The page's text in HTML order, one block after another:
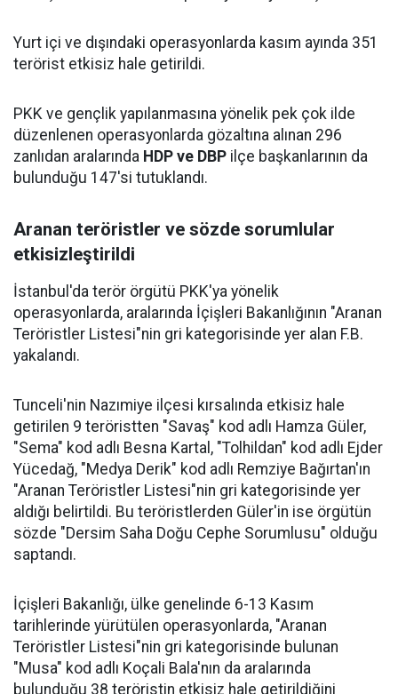
Yurt içi ve dışındaki operasyonlarda kasım ayında 351
terörist etkisiz hale getirildi.
PKK ve gençlik yapılanmasına yönelik pek çok ilde
düzenlenen operasyonlarda gözaltına alınan 296
zanlıdan aralarında HDP ve DBP ilçe başkanlarının da
bulunduğu 147'si tutuklandı.
Aranan teröristler ve sözde sorumlular
etkisizleştirildi
İstanbul'da terör örgütü PKK'ya yönelik
operasyonlarda, aralarında İçişleri Bakanlığının "Aranan
Teröristler Listesi"nin gri kategorisinde yer alan F.B.
yakalandı.
Tunceli'nin Nazımiye ilçesi kırsalında etkisiz hale
getirilen 9 teröristten "Savaş" kod adlı Hamza Güler,
"Sema" kod adlı Besna Kartal, "Tolhildan" kod adlı Ejder
Yücedağ, "Medya Derik" kod adlı Remziye Bağırtan'ın
"Aranan Teröristler Listesi"nin gri kategorisinde yer
aldığı belirtildi. Bu teröristlerden Güler'in ise örgütün
sözde "Dersim Saha Doğu Cephe Sorumlusu" olduğu
saptandı.
İçişleri Bakanlığı, ülke genelinde 6-13 Kasım
tarihlerinde yürütülen operasyonlarda, "Aranan
Teröristler Listesi"nin gri kategorisinde bulunan
"Musa" kod adlı Koçali Bala'nın da aralarında
bulunduğu 38 teröristin etkisiz hale getirildiğini